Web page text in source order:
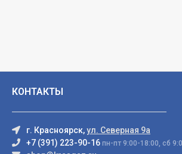
КОНТАКТЫ
г. Красноярск,ул. Северная 9а
+7 (391) 223-90-16 пн-пт 9:00-18:00, сб